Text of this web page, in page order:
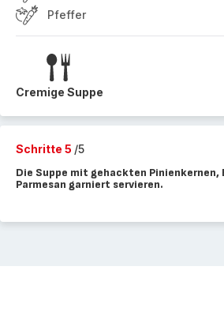
Pfeffer
Cremige Suppe
Schritte 5 /5
Die Suppe mit gehackten Pinienkernen,
Parmesan garniert servieren.